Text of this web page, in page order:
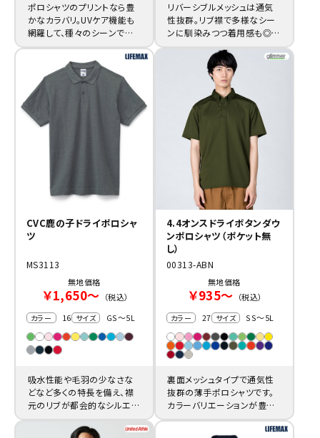
ポロシャツのプリントなら豊
かなカラバリ。UVケア機能も
網羅して、種々のシーンで活
リバーシブルメッシュは通気
性抜群。リブ襟で多様なシー
ンに馴染みつつ着用感も◎。
で下さい.。
CVC鹿の子ドライポロシャ
ツ
MS3113
無地価格
￥1,650～ （税込）
カラー 16 サイズ GS～5L
吸水性能や毛羽の少なさな
どなど多くの特長を備え、襟
元のリブが都会的なシルエッ
安でどうぞ。
4.4オンスドライボタンダウ
ンポロシャツ（ポケット無
し）
00313-ABN
無地価格
￥935～ （税込）
カラー 27 サイズ SS～5L
裏面メッシュタイプで通気性
抜群の薄手ポロシャツです。
カラーバリエーションが豊富